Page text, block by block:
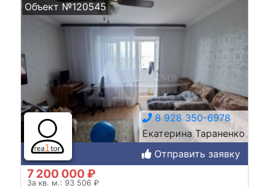
Объект №120545
8 928 350-6978
Екатерина Тараненко
Отправить заявку
7 200 000 ₽
За кв. м.: 93 506 ₽